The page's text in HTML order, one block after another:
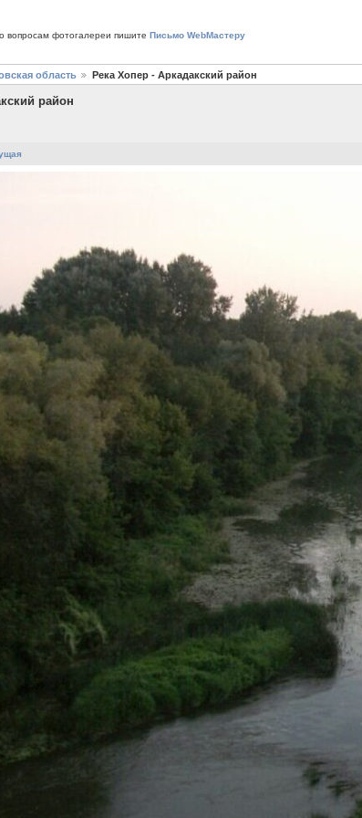
вопросам фотогалереи пишите Письмо WebМастеру
область Река Хопер - Аркадакский район
район